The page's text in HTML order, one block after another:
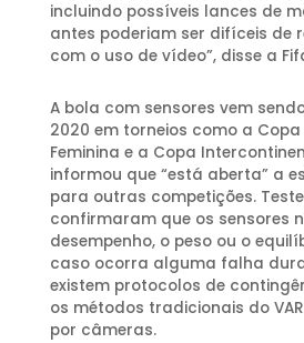
incluindo possíveis lances de
antes poderiam ser difíceis de
com o uso de vídeo”, disse a
A bola com sensores vem
2020 em torneios como a
Feminina e a Copa
informou que “está aberta” a
para outras competições.
confirmaram que os sensores
desempenho, o peso ou o
caso ocorra alguma falha
existem protocolos de
os métodos tradicionais do
por câmeras.